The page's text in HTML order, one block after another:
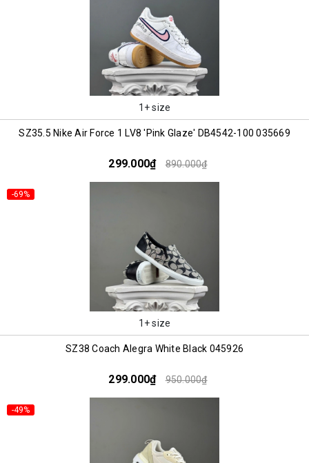
1+ size
SZ35.5 Nike Air Force 1 LV8 'Pink Glaze' DB4542-100 035669
299.000₫ 890.000₫
-69%
1+ size
SZ38 Coach Alegra White Black 045926
299.000₫ 950.000₫
-49%